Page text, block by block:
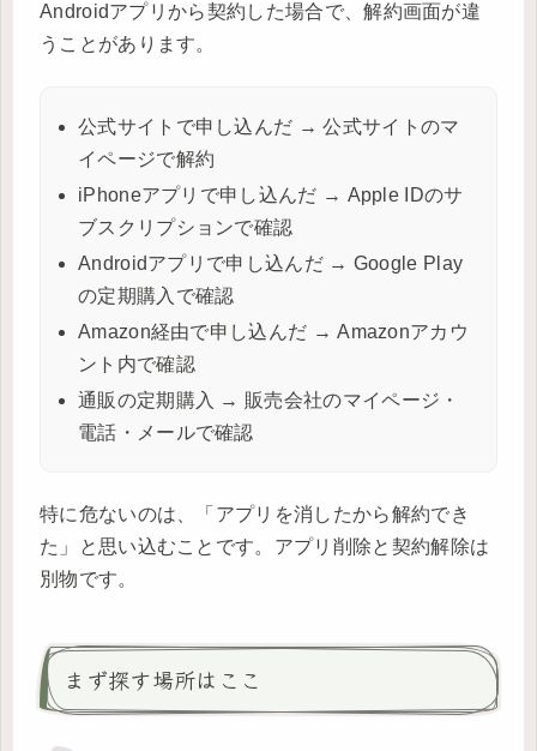
Androidアプリから契約した場合で、解約画面が違
うことがあります。
公式サイトで申し込んだ → 公式サイトのマ
イページで解約
iPhoneアプリで申し込んだ → Apple IDのサ
ブスクリプションで確認
Androidアプリで申し込んだ → Google Play
の定期購入で確認
Amazon経由で申し込んだ → Amazonアカウ
ント内で確認
通販の定期購入 → 販売会社のマイページ・
電話・メールで確認
特に危ないのは、「アプリを消したから解約でき
た」と思い込むことです。アプリ削除と契約解除は
別物です。
まず探す場所はここ